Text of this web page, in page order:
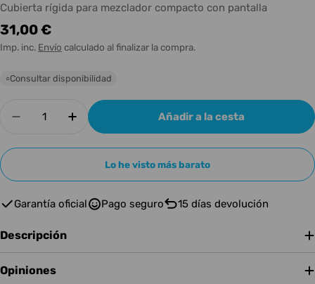
Cubierta rígida para mezclador compacto con pantalla
Precio
habitual
31,00 €
Imp. inc. Envío calculado al finalizar la compra.
○Consultar disponibilidad
Disminuir cantidad para DECKSAVER
Aumentar cantidad para DECKSAVER
Añadir a la cesta
Lo he visto más barato
Garantía oficial Pago seguro 15 días devolución
Descripción
Opiniones